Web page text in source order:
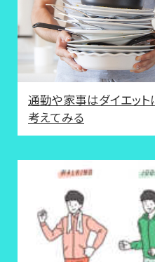
通勤や家事はダイエット
考えてみる